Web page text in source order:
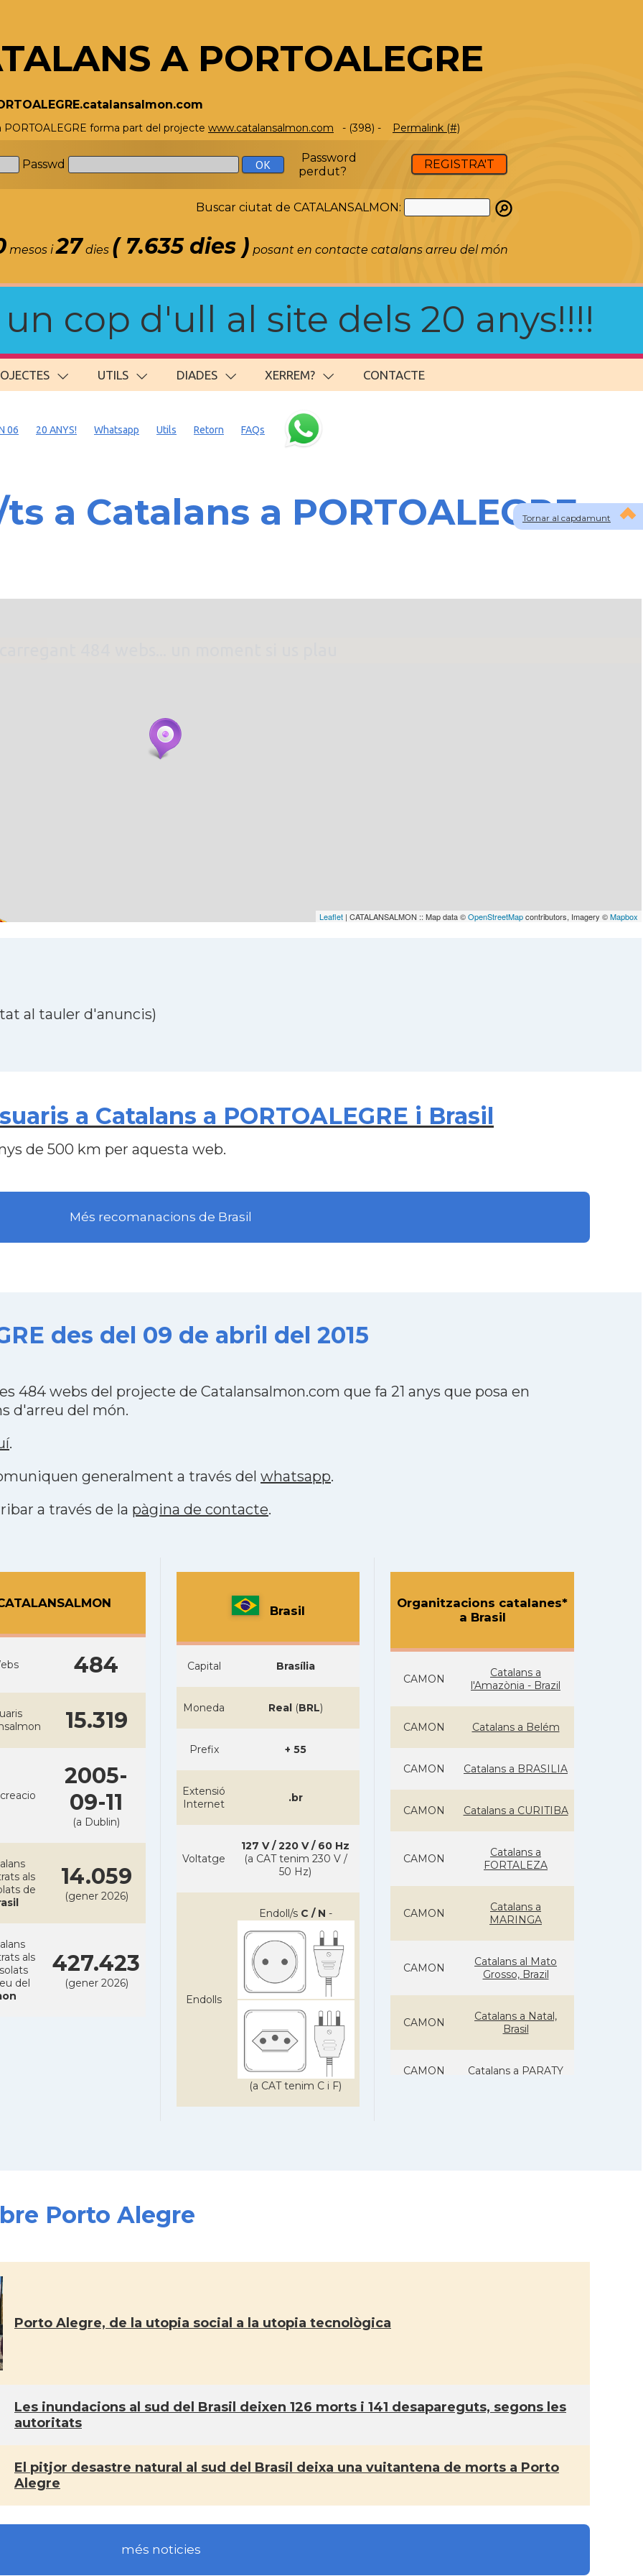
A PORTOALEGRE
PORTOALEGRE forma part del projecte www.catalansalmon.com - (398) - Permalink (#)
Passwd
Password
perdut?
REGISTRA'T
Buscar ciutat de CATALANSALMON:
mesos i27 dies ( 7.635 dies ) posant en contacte catalans arreu del món
cop d'ull al site dels 20 anys!!!!
UTILS DIADES XERREM? CONTACTE
Tornar al capdamunt
06 20 ANYS! Whatsapp Utils Retorn FAQs
a Catalans a PORTOALEGRE
Leaflet | CATALANSALMON :: Map data ©OpenStreetMapcontributors, Imagery ©Mapbox
al tauler d'anuncis)
a Catalans a PORTOALEGRE i Brasil
de 500 km per aquesta web.
Més recomanacions de Brasil
des del 09 de abril del 2015
484 webs del projecte de Catalansalmon.com que fa 21 anys que posa en
d'arreu del món.
.
generalment a través del whatsapp.
a través de la pàgina de contacte.
484
15.319
2005-
09-11
(a Dublin)
als
de
14.059
(gener 2026)
als
del
427.423
(gener 2026)
Brasil
Capital Brasília
Moneda Real(BRL)
Prefix + 55
Extensió
Internet
.br
Voltatge
127 V / 220 V / 60 Hz
(a CAT tenim 230 V /
50 Hz)
Endolls
Endoll/s C / N -
(a CAT tenim C i F)
Organitzacions catalanes*
a Brasil
CAMON
Catalans a
l'Amazònia - Brazil
CAMON Catalans a Belém
CAMON Catalans a BRASILIA
CAMON Catalans a CURITIBA
CAMON
Catalans a
FORTALEZA
CAMON
Catalans a
MARINGA
CAMON
Catalans al Mato
Grosso, Brazil
CAMON
Catalans a Natal,
Brasil
CAMON Catalans a PARATY
Catalans a Salvador
PAULO
"Raimundo Lúlio\"
Porto Alegre
Porto Alegre, de la utopia social a la utopia tecnològica
Les inundacions al sud del Brasil deixen 126 morts i 141 desapareguts, segons les
autoritats
El pitjor desastre natural al sud del Brasil deixa una vuitantena de morts a Porto
Alegre
més noticies